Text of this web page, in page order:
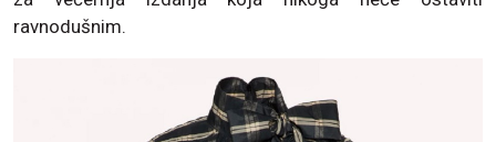
ravnodušnim.